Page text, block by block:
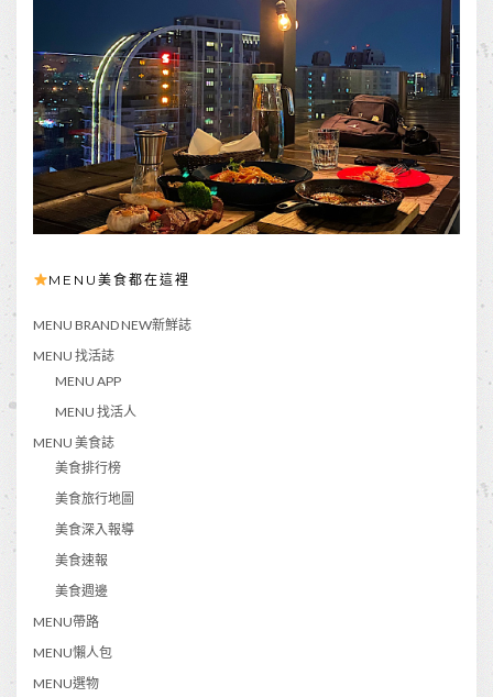
MENU美食都在這裡
MENU BRAND NEW新鮮誌
MENU 找活誌
MENU APP
MENU 找活人
MENU 美食誌
美食排行榜
美食旅行地圖
美食深入報導
美食速報
美食週邊
MENU帶路
MENU懶人包
MENU選物